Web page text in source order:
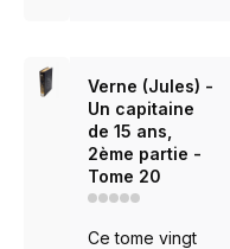
Verne (Jules) -
Un capitaine
de 15 ans,
2ème partie -
Tome 20
Ce tome vingt